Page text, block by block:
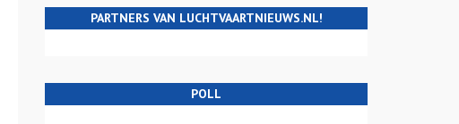
PARTNERS VAN LUCHTVAARTNIEUWS.NL!
POLL